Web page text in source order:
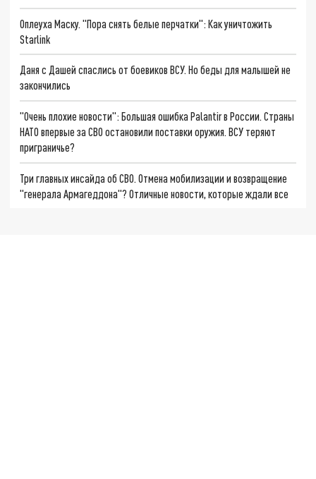
Оплеуха Маску. "Пора снять белые перчатки": Как уничтожить
Starlink
Даня с Дашей спаслись от боевиков ВСУ. Но беды для малышей не
закончились
"Очень плохие новости": Большая ошибка Palantir в России. Страны
НАТО впервые за СВО остановили поставки оружия. ВСУ теряют
приграничье?
Три главных инсайда об СВО. Отмена мобилизации и возвращение
"генерала Армагеддона"? Отличные новости, которые ждали все